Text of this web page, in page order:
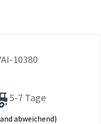
10380
5-7 Tage
abweichend)